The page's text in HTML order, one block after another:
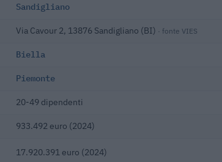
Sandigliano
Via Cavour 2, 13876 Sandigliano (BI) · fonte VIES
Biella
Piemonte
20-49 dipendenti
933.492 euro (2024)
17.920.391 euro (2024)